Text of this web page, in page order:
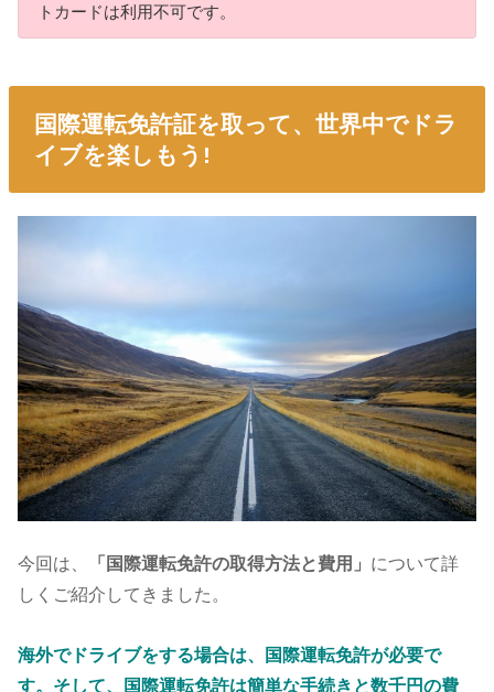
トカードは利用不可です。
国際運転免許証を取って、世界中でドラ
イブを楽しもう!
今回は、 「国際運転免許の取得方法と費用 」 について詳
しくご紹介してきました。
海外でドライブをする場合は、国際運転免許が必要で
す。そして、国際運転免許は簡単な手続きと数千円の費